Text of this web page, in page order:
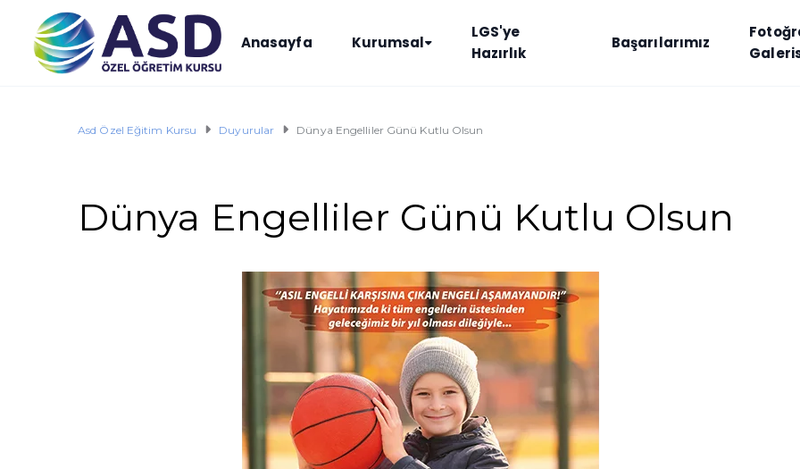
Anasayfa Kurumsal
LGS'ye
Hazırlık
Başarılarımız
Asd Özel Eğitim Kursu Duyurular Dünya Engelliler Günü Kutlu Olsun
Dünya Engelliler Günü Kutlu Olsun